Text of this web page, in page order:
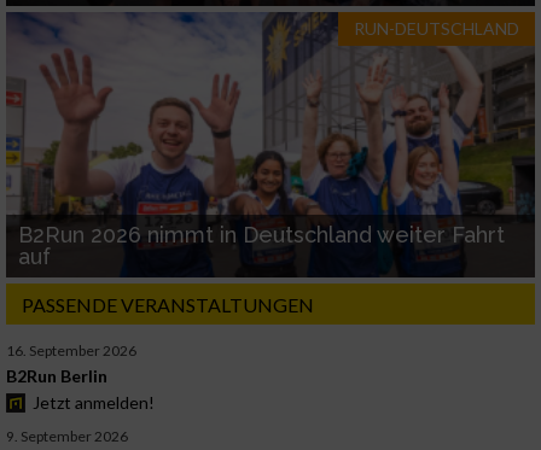
RUN-DEUTSCHLAND
B2Run 2026 nimmt in Deutschland weiter Fahrt
auf
PASSENDE VERANSTALTUNGEN
16. September 2026
B2Run Berlin
Jetzt anmelden!
9. September 2026